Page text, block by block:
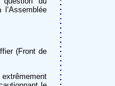
(Front de